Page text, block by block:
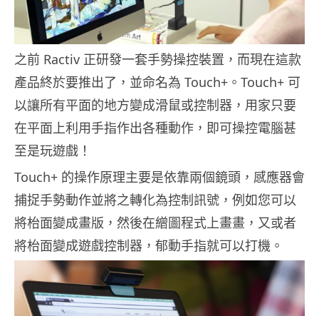
之前 Ractiv 正研發一套手勢操控裝置，而現在這款
產品終於要推出了，並命名為 Touch+。Touch+ 可
以讓所有平面的地方變成滑鼠或控制器，用家只要
在平面上利用手指作出各種動作，即可操控電腦甚
至是玩遊戲！
Touch+ 的操作原理主要是依靠兩個鏡頭，感應器會
捕捉手勢動作並將之轉化為控制訊號，例如您可以
將枱面變成畫版，然後在繒圖程式上畫畫，又或者
將枱面變成遊戲控制器，郁動手指就可以打機。